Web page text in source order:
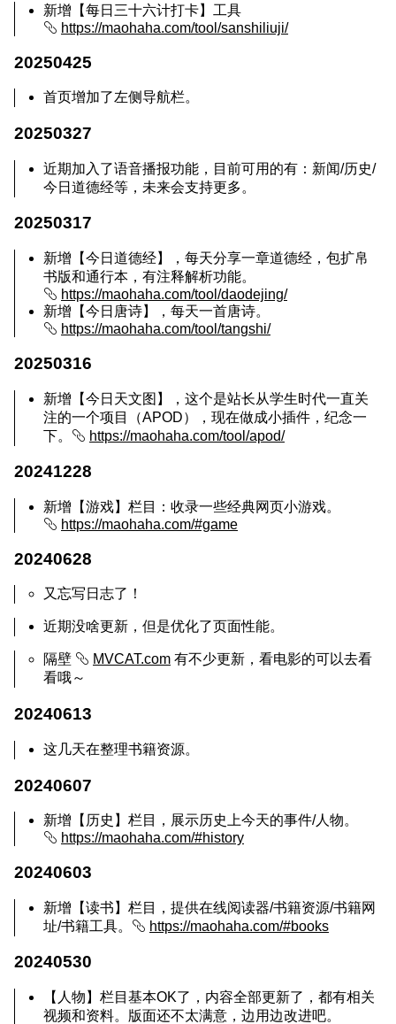
新增【每日三十六计打卡】工具
https://maohaha.com/tool/sanshiliuji/
20250425
首页增加了左侧导航栏。
20250327
近期加入了语音播报功能，目前可用的有：新闻/历史/
今日道德经等，未来会支持更多。
20250317
新增【今日道德经】，每天分享一章道德经，包扩帛
书版和通行本，有注释解析功能。
https://maohaha.com/tool/daodejing/
新增【今日唐诗】，每天一首唐诗。
https://maohaha.com/tool/tangshi/
20250316
新增【今日天文图】，这个是站长从学生时代一直关
注的一个项目（APOD），现在做成小插件，纪念一
下。
https://maohaha.com/tool/apod/
20241228
新增【游戏】栏目：收录一些经典网页小游戏。
https://maohaha.com/#game
20240628
又忘写日志了！
近期没啥更新，但是优化了页面性能。
隔壁 MVCAT.com 有不少更新，看电影的可以去看
看哦～
20240613
这几天在整理书籍资源。
20240607
新增【历史】栏目，展示历史上今天的事件/人物。
https://maohaha.com/#history
20240603
新增【读书】栏目，提供在线阅读器/书籍资源/书籍网
址/书籍工具。
https://maohaha.com/#books
20240530
【人物】栏目基本OK了，内容全部更新了，都有相关
视频和资料。版面还不太满意，边用边改进吧。